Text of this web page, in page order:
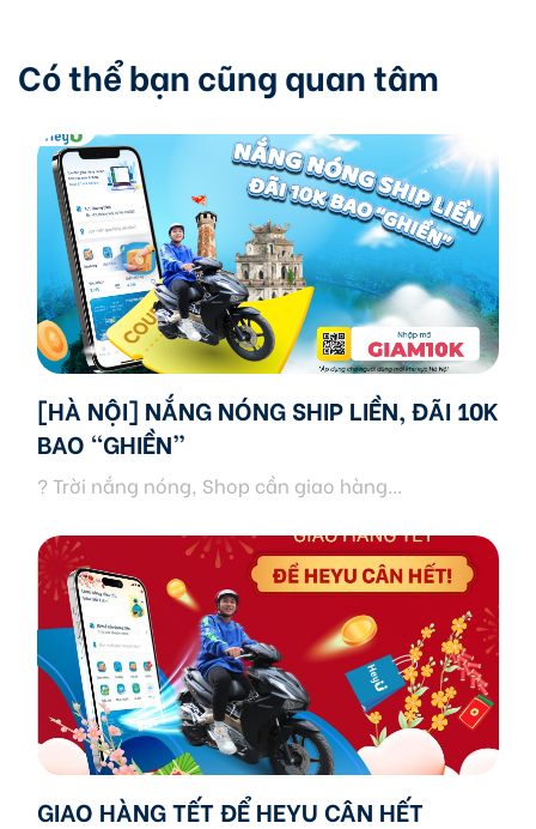
Có thể bạn cũng quan tâm
[HÀ NỘI] NẮNG NÓNG SHIP LIỀN, ĐÃI 10K
BAO “GHIỀN”
? Trời nắng nóng, Shop cần giao hàng...
GIAO HÀNG TẾT ĐỂ HEYU CÂN HẾT